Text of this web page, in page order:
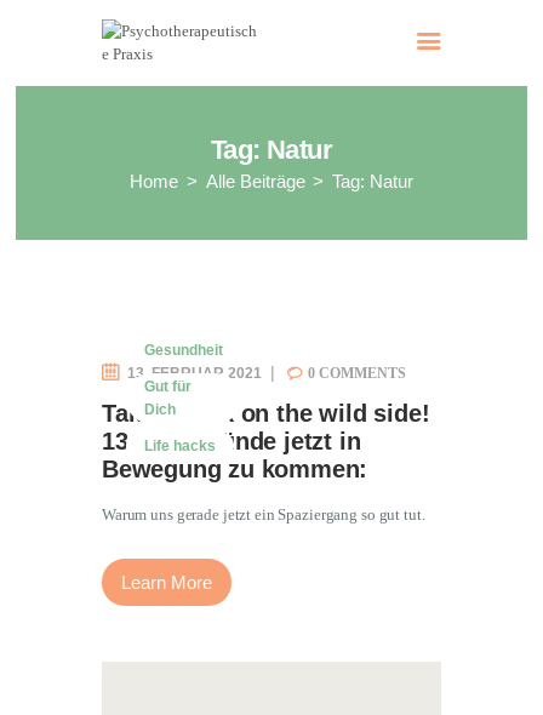
Tag: Natur
Home Alle Beiträge Tag: Natur
Psychotherapeutische Praxis
Gesundheit
Gut für
Dich
Life hacks
13. FEBRUAR 2021 0 COMMENTS
Take a walk on the wild side!
13 gute Gründe jetzt in
Bewegung zu kommen:
Warum uns gerade jetzt ein Spaziergang so gut tut.
Learn More